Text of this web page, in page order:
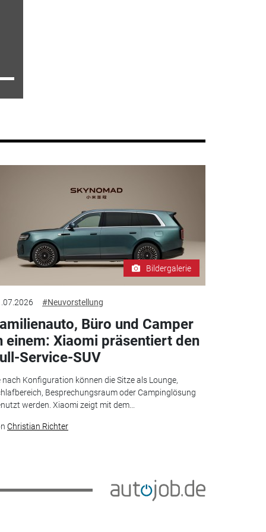
Bildergalerie
#Neuvorstellung
Büro und Camper
einem: Xiaomi präsentiert den
Service-SUV
nach Konfiguration können die Sitze als Lounge,
Besprechungsraum oder Campinglösung
werden. Xiaomi zeigt mit dem...
Christian Richter